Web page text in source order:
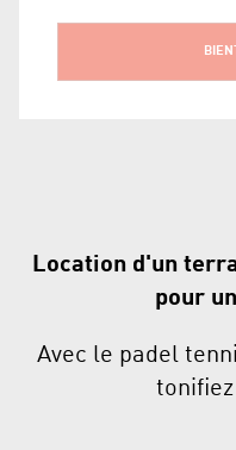
Location d'un
pour
Avec le padel